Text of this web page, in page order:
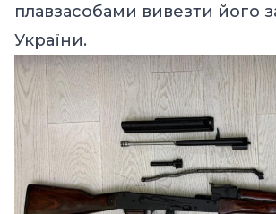
плавзасобами вивезти його
України.